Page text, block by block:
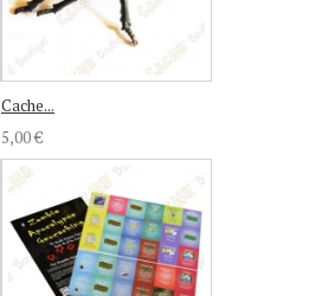
Cache...
5,00 €